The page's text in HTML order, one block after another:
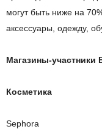
могут быть ниже на
аксессуары, одежду,
Магазины-участники
Косметика
Sephora